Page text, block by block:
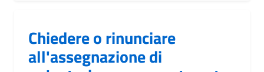
Chiedere o rinunciare
all'assegnazione di